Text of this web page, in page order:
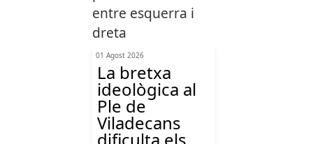
01 Agost 2026
La bretxa
ideològica al
Ple de
Viladecans